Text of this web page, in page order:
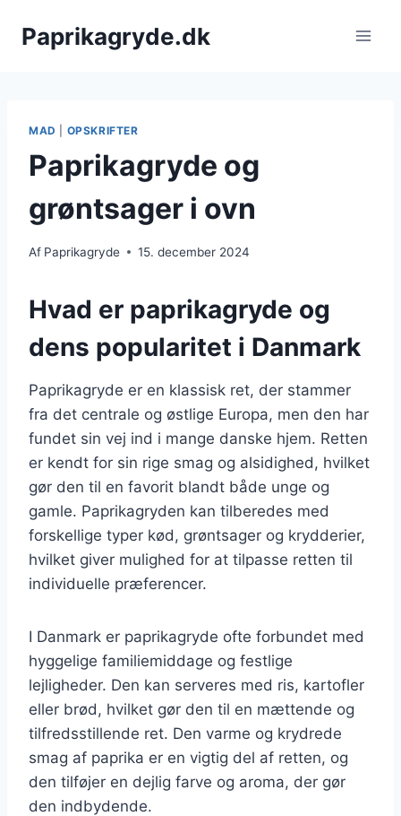
Paprikagryde.dk
MAD OPSKRIFTER
Paprikagryde og
grøntsager i ovn
Af Paprikagryde 15. december 2024
Hvad er paprikagryde og
dens popularitet i Danmark
Paprikagryde er en klassisk ret, der stammer
fra det centrale og østlige Europa, men den har
fundet sin vej ind i mange danske hjem. Retten
er kendt for sin rige smag og alsidighed, hvilket
gør den til en favorit blandt både unge og
gamle. Paprikagryden kan tilberedes med
forskellige typer kød, grøntsager og krydderier,
hvilket giver mulighed for at tilpasse retten til
individuelle præferencer.
I Danmark er paprikagryde ofte forbundet med
hyggelige familiemiddage og festlige
lejligheder. Den kan serveres med ris, kartofler
eller brød, hvilket gør den til en mættende og
tilfredsstillende ret. Den varme og krydrede
smag af paprika er en vigtig del af retten, og
den tilføjer en dejlig farve og aroma, der gør
den indbydende.